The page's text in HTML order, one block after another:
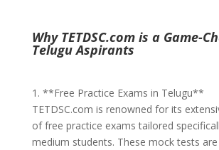
Why TETDSC.com is a Game-
Telugu Aspirants
1. **Free Practice Exams in Telugu**
TETDSC.com is renowned for its
of free practice exams tailored
medium students. These mock tests